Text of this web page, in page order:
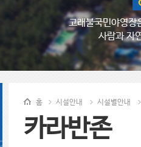
고래불국민야영장
사람과 자
홈 시설안내 시설별안내
카라반존